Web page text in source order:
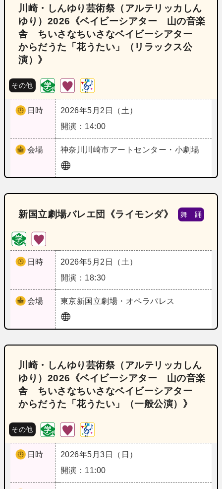
川崎・しんゆり芸術祭（アルテリッカしん
ゆり）2026《ベイビーシアター 山の音楽
舎 ちいさなちいさなベイビーシアター
からだうた「花うたい」（リラックス公
演）》
その他
日時
2026年5月2日（土）
開演：14:00
会場 神奈川 川崎市アートセンター・小劇場
新国立劇場バレエ団《ライモンダ》 舞 踊
日時
2026年5月2日（土）
開演：18:30
会場 東京新国立劇場・オペラパレス
川崎・しんゆり芸術祭（アルテリッカしん
ゆり）2026《ベイビーシアター 山の音楽
舎 ちいさなちいさなベイビーシアター
からだうた「花うたい」（一般公演）》
その他
日時
2026年5月3日（日）
開演：11:00